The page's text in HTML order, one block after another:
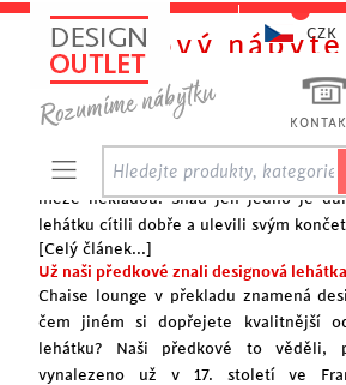
Designový
Když relax, tak jedině na lehátku
Oblast, kde se mohou designéři
oblast relaxačních lehátek. Rozličné
opěrek, s nožičkami, bez nožiček.
meze nekladou. Snad jen jedno je
lehátku cítili dobře a ulevili svým
[Celý článek...]
Už naši předkové znali designová
Chaise lounge v překladu znamená
čem jiném si dopřejete kvalitnější
lehátku? Naši předkové to věděli,
vynalezeno už v 17. století ve
CZK